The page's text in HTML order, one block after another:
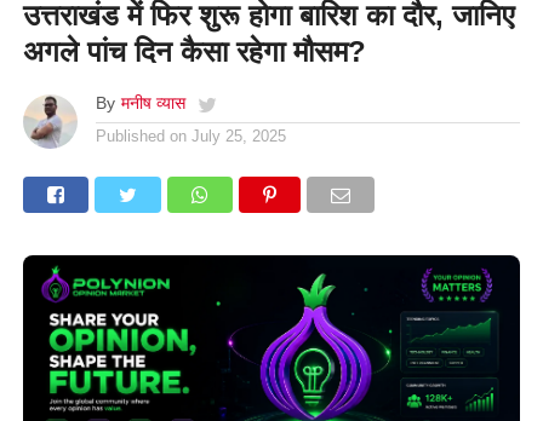
उत्तराखंड में फिर शुरू होगा बारिश का दौर, जानिए
अगले पांच दिन कैसा रहेगा मौसम?
By मनीष व्यास
Published on July 25, 2025